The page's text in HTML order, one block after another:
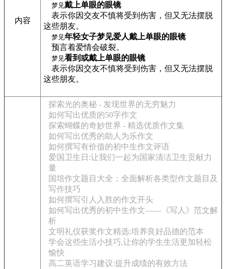
内容
梦见戴上单眼的眼镜
表示你因交友不慎将受到伤害，但又无法摆脱
这些朋友。
梦见年轻女子梦见爱人戴上单眼的眼镜
预言着爱情会破裂。
梦见看到或戴上单眼的眼镜
表示你因交友不慎将受到伤害，但又无法摆脱
这些朋友。
探索光的奥秘 - 发现世界的无穷魅力
如何写出优质的50字作文
探索蝴蝶的奇妙世界 - 精选优质作文集
如何写出优秀的助人为乐作文
如何撰写有价值的初中生作文评语
爱国卫生日:让我们一起为国家清洁卫生贡献力
量
国培作文题目大全：全面解析各类型作文题目及
写作技巧
如何撰写引人入胜的作文开头
如何写出优秀的初中生作文——《写人》范文解
析
文明礼仪获奖作文精选:培养良好品德的范本
学会这些生活小技巧,让你的学生生活更加轻松
愉快
高二英语学习建议:提升成绩的有效方法